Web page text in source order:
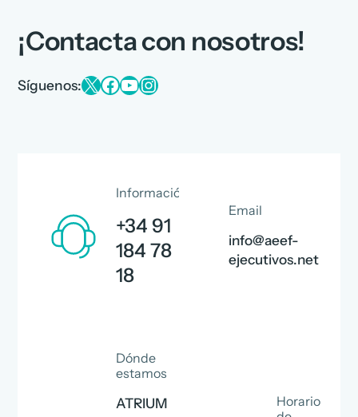
¡Contacta con nosotros!
Síguenos:X Facebook
YouTube
Instagram
Información
+34 91
184 78
18
Email
info@aeef-
ejecutivos.net
Dónde
estamos
ATRIUM
Horario